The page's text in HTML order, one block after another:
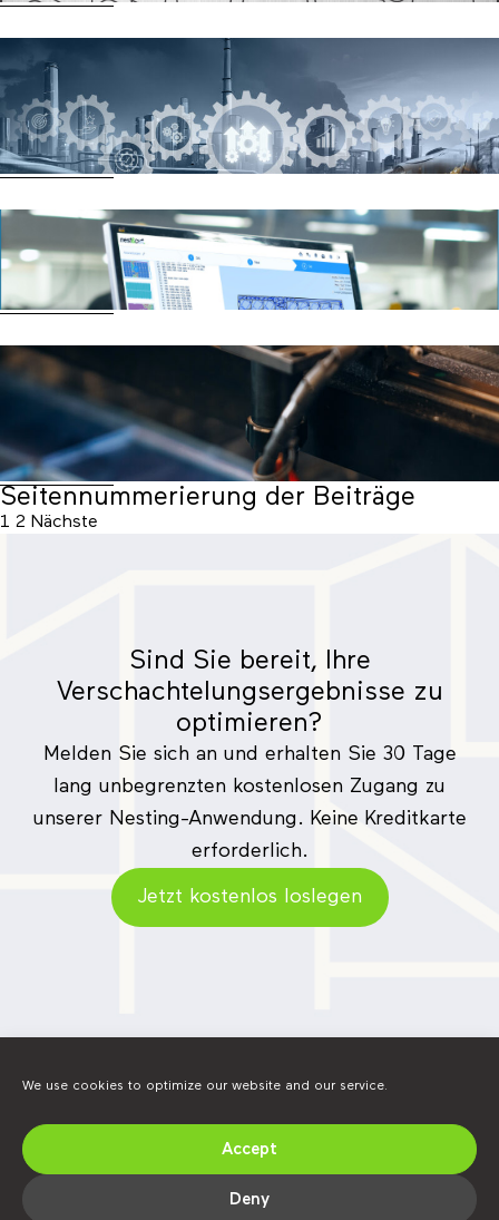
We use cookies to optimize our website and our service.
Accept
Deny
Nest&Cut oder wie man eine
hochwertige 2D-Schachtel- und
Schneide-Webanwendung entwickelt
Mehr lesen
Nest&Cut für alle zugänglich mit einem
eigenen Plan.
Mehr lesen
Das Nest&Cut Versprechen: Sparen Sie
Zeit und Material durch eine einfache
und automatisierte Web-App.
Mehr lesen
Seitennummerierung der Beiträge
1 2 Nächste
Sind Sie bereit, Ihre
Verschachtelungsergebnisse zu
optimieren?
Melden Sie sich an und erhalten Sie 30 Tage
lang unbegrenzten kostenlosen Zugang zu
unserer Nesting-Anwendung. Keine Kreditkarte
erforderlich.
Jetzt kostenlos loslegen
Finden Sie uns in sozialen Netzwerken.